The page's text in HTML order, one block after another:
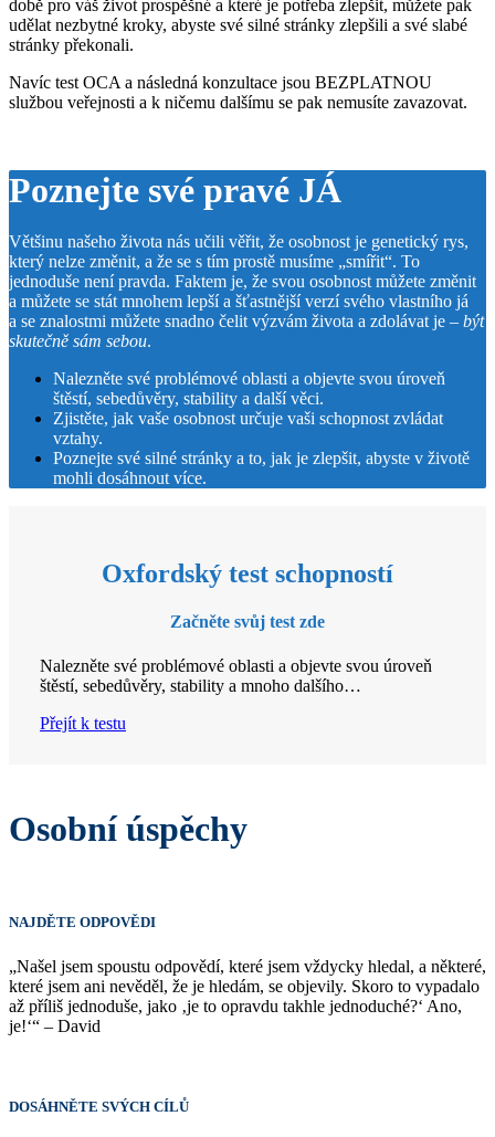
době pro váš život prospěšné a které je potřeba zlepšit, můžete pak
udělat nezbytné kroky, abyste své silné stránky zlepšili a své slabé
stránky překonali.
Navíc test OCA a následná konzultace jsou BEZPLATNOU
službou veřejnosti a k ničemu dalšímu se pak nemusíte zavazovat.
Poznejte své pravé JÁ
Většinu našeho života nás učili věřit, že osobnost je genetický rys,
který nelze změnit, a že se s tím prostě musíme „smířit“. To
jednoduše není pravda. Faktem je, že svou osobnost můžete změnit
a můžete se stát mnohem lepší a šťastnější verzí svého vlastního já
a se znalostmi můžete snadno čelit výzvám života a zdolávat je – být
skutečně sám sebou.
Nalezněte své problémové oblasti a objevte svou úroveň
štěstí, sebedůvěry, stability a další věci.
Zjistěte, jak vaše osobnost určuje vaši schopnost zvládat
vztahy.
Poznejte své silné stránky a to, jak je zlepšit, abyste v životě
mohli dosáhnout více.
Oxfordský test schopností
Začněte svůj test zde
Nalezněte své problémové oblasti a objevte svou úroveň
štěstí, sebedůvěry, stability a mnoho dalšího…
Přejít k testu
Osobní úspěchy
NAJDĚTE ODPOVĚDI
„Našel jsem spoustu odpovědí, které jsem vždycky hledal, a některé,
které jsem ani nevěděl, že je hledám, se objevily. Skoro to vypadalo
až příliš jednoduše, jako ‚je to opravdu takhle jednoduché?‘ Ano,
je!‘“ – David
DOSÁHNĚTE SVÝCH CÍLŮ